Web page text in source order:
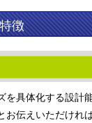
徴
を具体化する設計
お伝えいただけ